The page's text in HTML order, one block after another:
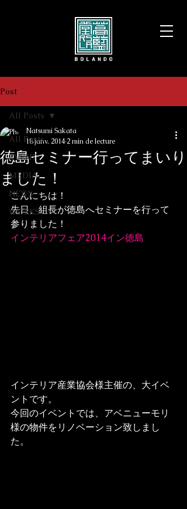
Post
All Posts
EVENT
MEDIA
NEWS
WORKS
All Posts
徳島セミナー行ってまいり
ました！
Natsumi Sakata
18 janv. 2014 2 min de lecture
こんにちは！
先日、組長が徳島へセミナーを行って
参りました！
インテリアフェア2014イン徳島
インテリア産業協会様主催の、大イベ
ントです。
今回のイベントでは、アベニューモリ
様の物件をリノベーション致しまし
た。